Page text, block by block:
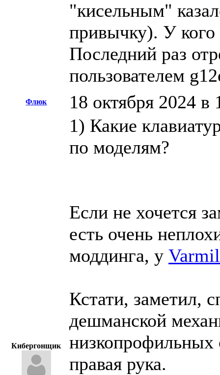
"кисельным"
привычку). У кого
Последний раз
пользователем
Флюк 18 октября 2024 в
Кибергонщик
1) Какие
по моделям?
Если не хочется
есть очень
моддинга, у
Кстати, заметил,
дешманской
низкопрофильных
правая рука.